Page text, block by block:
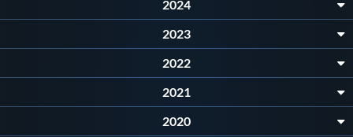
Protezione Civile
Sostenibilità
2024
2023
2022
2021
2020